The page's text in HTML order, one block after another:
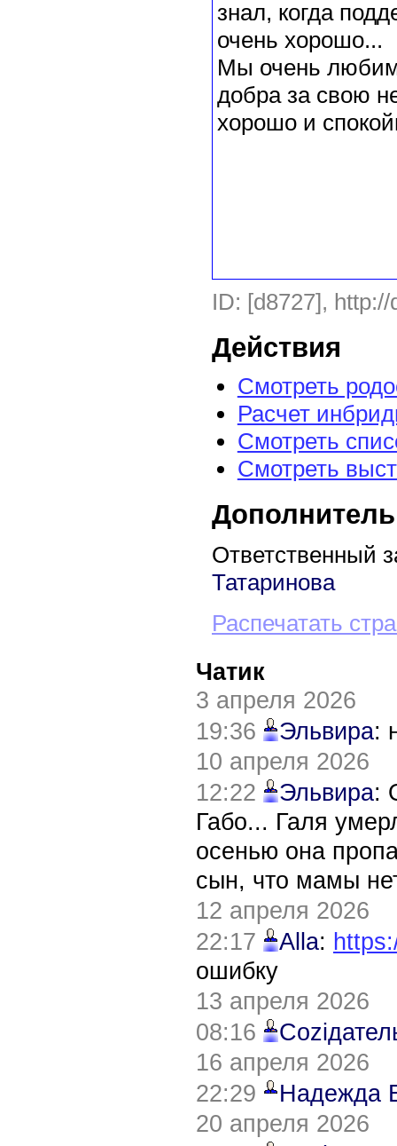
знал, когда
очень хорошо...
Мы очень
добра за свою
хорошо и
ID: [d8727],
Действия
Смотреть
Расчет
Смотреть
Смотреть
Ответственный
Татаринова
Распечатать
Чатик
3 апреля 2026
19:36
Эльвира:
10 апреля 2026
12:22
Эльвира:
Габо... Галя
осенью она
сын, что мамы
12 апреля 2026
22:17
Alla:
ошибку
13 апреля 2026
08:16
16 апреля 2026
22:29
Надежда
20 апреля 2026